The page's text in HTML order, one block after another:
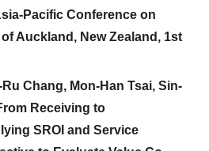
Pacific Conference on
Auckland, New Zealand, 1st
Chang, Mon-Han Tsai, Sin-
Receiving to
SROI and Service